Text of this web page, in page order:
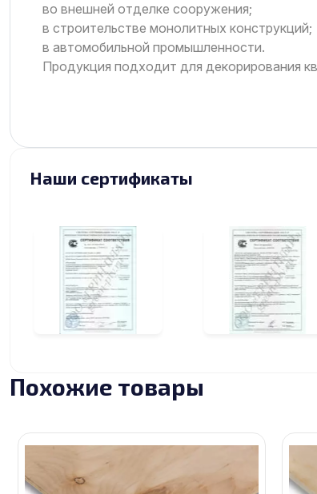
во внешней отделке сооружения;
в строительстве монолитных конструкций;
в автомобильной промышленности.
Продукция подходит для декорирования
Наши сертификаты
Похожие товары